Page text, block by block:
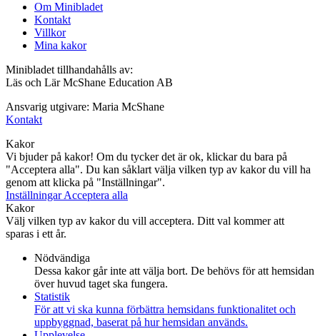
Om Minibladet
Kontakt
Villkor
Mina kakor
Minibladet tillhandahålls av:
Läs och Lär McShane Education AB
Ansvarig utgivare: Maria McShane
Kontakt
Kakor
Vi bjuder på kakor! Om du tycker det är ok, klickar du bara på
"Acceptera alla". Du kan såklart välja vilken typ av kakor du vill ha
genom att klicka på "Inställningar".
InställningarAcceptera alla
Kakor
Välj vilken typ av kakor du vill acceptera. Ditt val kommer att
sparas i ett år.
Nödvändiga
Dessa kakor går inte att välja bort. De behövs för att hemsidan
över huvud taget ska fungera.
Statistik
För att vi ska kunna förbättra hemsidans funktionalitet och
uppbyggnad, baserat på hur hemsidan används.